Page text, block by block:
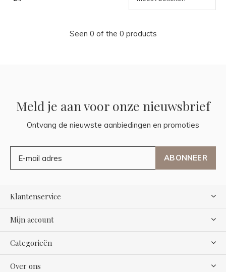
Seen 0 of the 0 products
Meld je aan voor onze nieuwsbrief
Ontvang de nieuwste aanbiedingen en promoties
ABONNEER
Klantenservice
Mijn account
Categorieën
Over ons